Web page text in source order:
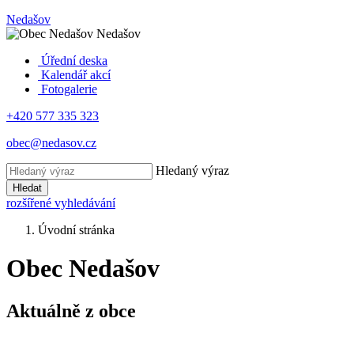
Nedašov
Nedašov
Úřední deska
Kalendář akcí
Fotogalerie
+420 577 335 323
obec@nedasov.cz
Hledaný výraz
Hledat
rozšířené vyhledávání
Úvodní stránka
Obec Nedašov
Aktuálně z obce